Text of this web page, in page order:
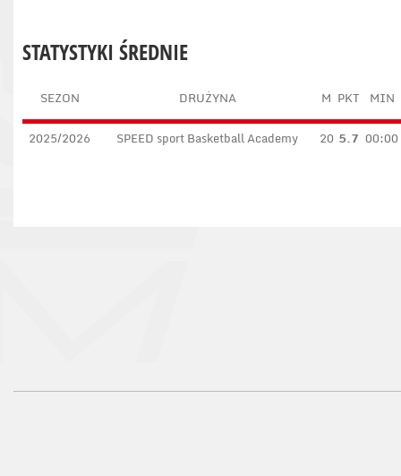
STATYSTYKI ŚREDNIE
SEZON DRUŻYNA M PKT MIN
2025/2026 SPEED sport Basketball Academy 20 5.7 00:00